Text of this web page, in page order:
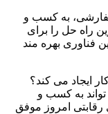
سفارشی، به کسب و
راه حل را برای
فناوری بهره مند
ایجاد می کند؟
به کسب و
امروز موفق